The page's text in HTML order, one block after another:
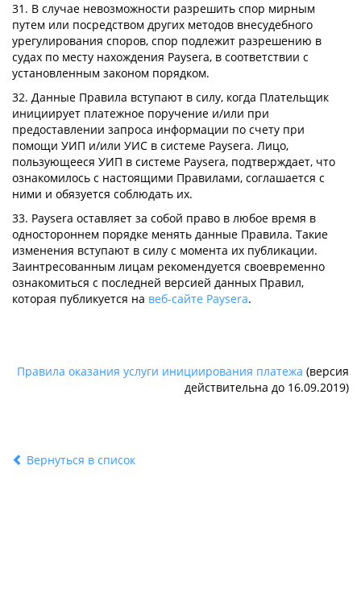
31. В случае невозможности разрешить спор мирным
путем или посредством других методов внесудебного
урегулирования споров, спор подлежит разрешению в
судах по месту нахождения Paysera, в соответствии с
установленным законом порядком.
32. Данные Правила вступают в силу, когда Плательщик
инициирует платежное поручение и/или при
предоставлении запроса информации по счету при
помощи УИП и/или УИС в системе Paysera. Лицо,
пользующееся УИП в системе Paysera, подтверждает, что
ознакомилось с настоящими Правилами, соглашается с
ними и обязуется соблюдать их.
33. Paysera оставляет за собой право в любое время в
одностороннем порядке менять данные Правила. Такие
изменения вступают в силу с момента их публикации.
Заинтресованным лицам рекомендуется своевременно
ознакомиться с последней версией данных Правил,
которая публикуется на веб-сайте Paysera.
Правила оказания услуги инициирования платежа (версия
действительна до 16.09.2019)
Вернуться в список